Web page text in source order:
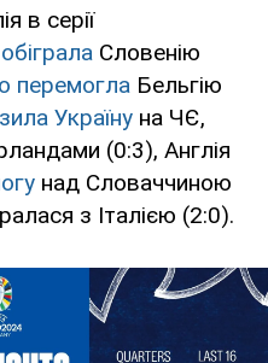
в серії
обіграла Словенію
перемогла Бельгію
Україну на ЧЄ,
(0:3), Англія
над Словаччиною
з Італією (2:0).